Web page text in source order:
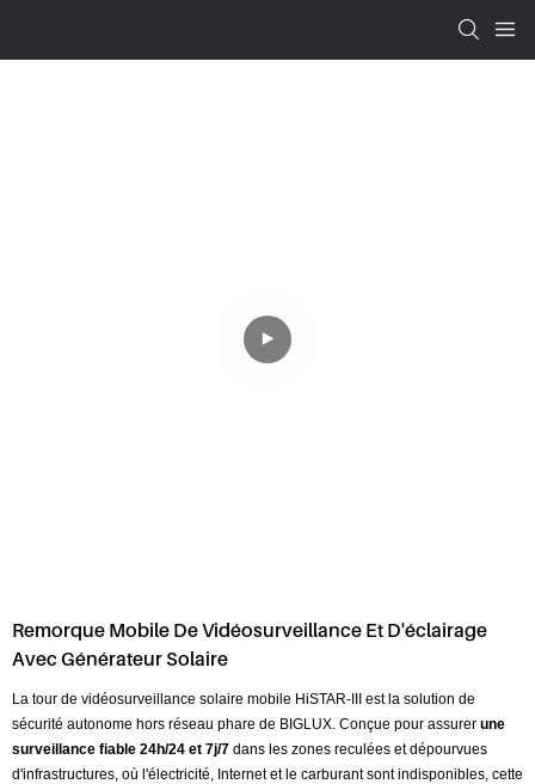
Remorque Mobile De Vidéosurveillance Et D'éclairage
Avec Générateur Solaire
La tour de vidéosurveillance solaire mobile HiSTAR-III est la solution de
sécurité autonome hors réseau phare de BIGLUX. Conçue pour assurer une
surveillance fiable 24h/24 et 7j/7 dans les zones reculées et dépourvues
d'infrastructures, où l'électricité, Internet et le carburant sont indisponibles, cette